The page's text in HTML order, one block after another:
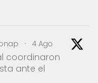
· 4 Ago
coordinaron
ante el